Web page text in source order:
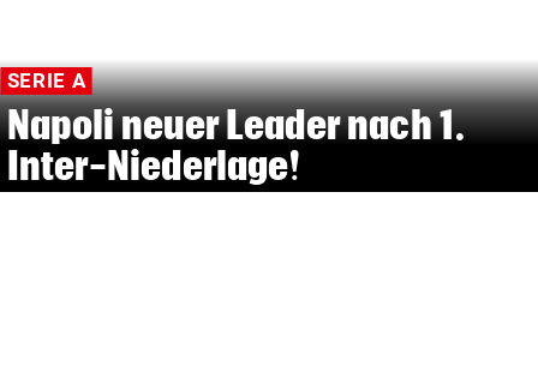
SERIE A
Napoli neuer Leader nach 1.
Inter-Niederlage!